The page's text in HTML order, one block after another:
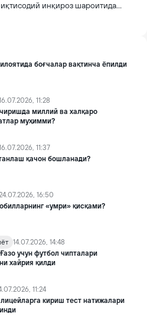
инқироз шароитида
ёрдамининг биринчи партиясини
боғчалар вақтинча ёпилди
11:28
миллий ва халқаро
муҳимми?
11:37
қачон бошланади?
16:50
«умри» қисқами?
14.07.2026, 14:48
учун футбол чипталари
хайрия қилди
11:24
кириш тест натижалари